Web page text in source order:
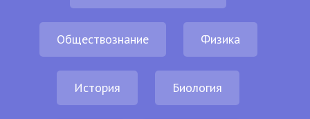
Обществознание Физика
История Биология